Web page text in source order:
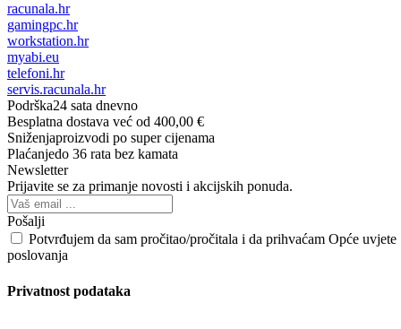
racunala.hr
gamingpc.hr
workstation.hr
myabi.eu
telefoni.hr
servis.racunala.hr
Podrška24 sata dnevno
Besplatna dostava već od 400,00 €
Sniženjaproizvodi po super cijenama
Plaćanjedo 36 rata bez kamata
Newsletter
Prijavite se za primanje novosti i akcijskih ponuda.
Pošalji
Potvrđujem da sam pročitao/pročitala i da prihvaćam Opće uvjete
poslovanja
Privatnost podataka